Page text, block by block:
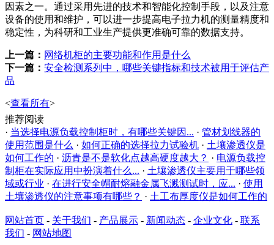
因素之一。通过采用先进的技术和智能化控制手段，以及注意
设备的使用和维护，可以进一步提高电子拉力机的测量精度和
稳定性，为科研和工业生产提供更准确可靠的数据支持。
上一篇： 网络机柜的主要功能和作用是什么
下一篇： 安全检测系列中，哪些关键指标和技术被用于评估产
品
<查看所有>
推荐阅读
· 当选择电源负载控制柜时，有哪些关键因... · 管材划线器的
使用范围是什么 · 如何正确的选择拉力试验机 · 土壤渗透仪是
如何工作的 · 沥青是不是软化点越高硬度越大？ · 电源负载控
制柜在实际应用中扮演着什么... · 土壤渗透仪主要用于哪些领
域或行业 · 在进行安全帽耐熔融金属飞溅测试时，应... · 使用
土壤渗透仪的注意事项有哪些？ · 土工布厚度仪是如何工作的
网站首页 - 关于我们 - 产品展示 - 新闻动态 - 企业文化 - 联系
我们 - 网站地图